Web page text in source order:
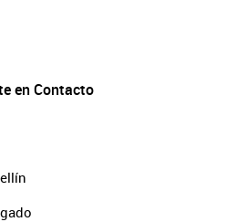
en Contacto